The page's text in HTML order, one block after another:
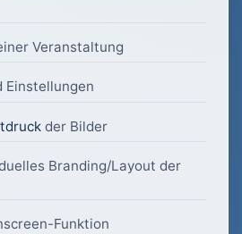
Veranstaltung
Einstellungen
der Bilder
Branding/Layout der
Funktion